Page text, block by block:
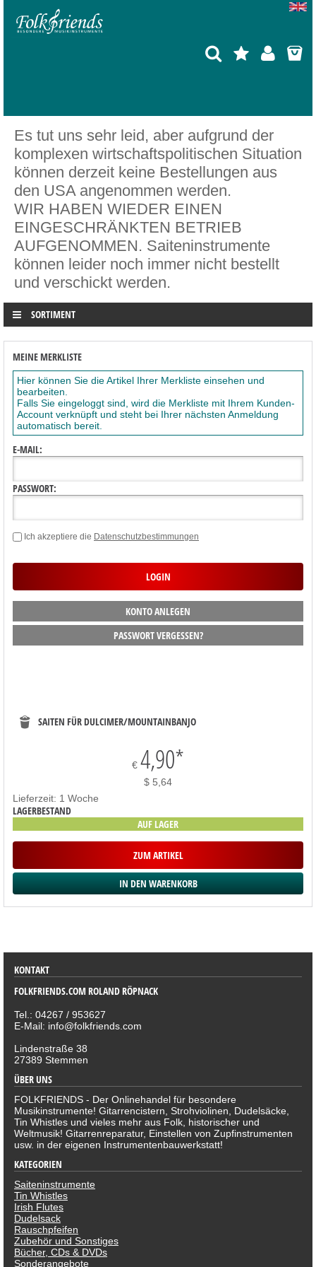
Es tut uns sehr leid, aber aufgrund der
komplexen wirtschaftspolitischen Situation
können derzeit keine Bestellungen aus
den USA angenommen werden.
WIR HABEN WIEDER EINEN
EINGESCHRÄNKTEN BETRIEB
AUFGENOMMEN. Saiteninstrumente
können leider noch immer nicht bestellt
und verschickt werden.
SORTIMENT
MEINE MERKLISTE
Hier können Sie die Artikel Ihrer Merkliste einsehen und
bearbeiten.
Falls Sie eingeloggt sind, wird die Merkliste mit Ihrem Kunden-
Account verknüpft und steht bei Ihrer nächsten Anmeldung
automatisch bereit.
E-MAIL:
PASSWORT:
Ich akzeptiere die Datenschutzbestimmungen
KONTO ANLEGEN
PASSWORT VERGESSEN?
SAITEN FÜR DULCIMER/MOUNTAINBANJO
€ 4,90*
$ 5,64
Lieferzeit: 1 Woche
LAGERBESTAND
AUF LAGER
ZUM ARTIKEL
KONTAKT
FOLKFRIENDS.COM ROLAND RÖPNACK
Tel.: 04267 / 953627
E-Mail: info@folkfriends.com
Lindenstraße 38
27389 Stemmen
ÜBER UNS
FOLKFRIENDS - Der Onlinehandel für besondere
Musikinstrumente! Gitarrencistern, Strohviolinen, Dudelsäcke,
Tin Whistles und vieles mehr aus Folk, historischer und
Weltmusik! Gitarrenreparatur, Einstellen von Zupfinstrumenten
usw. in der eigenen Instrumentenbauwerkstatt!
KATEGORIEN
Saiteninstrumente
Tin Whistles
Irish Flutes
Dudelsack
Rauschpfeifen
Zubehör und Sonstiges
Bücher, CDs & DVDs
Sonderangebote